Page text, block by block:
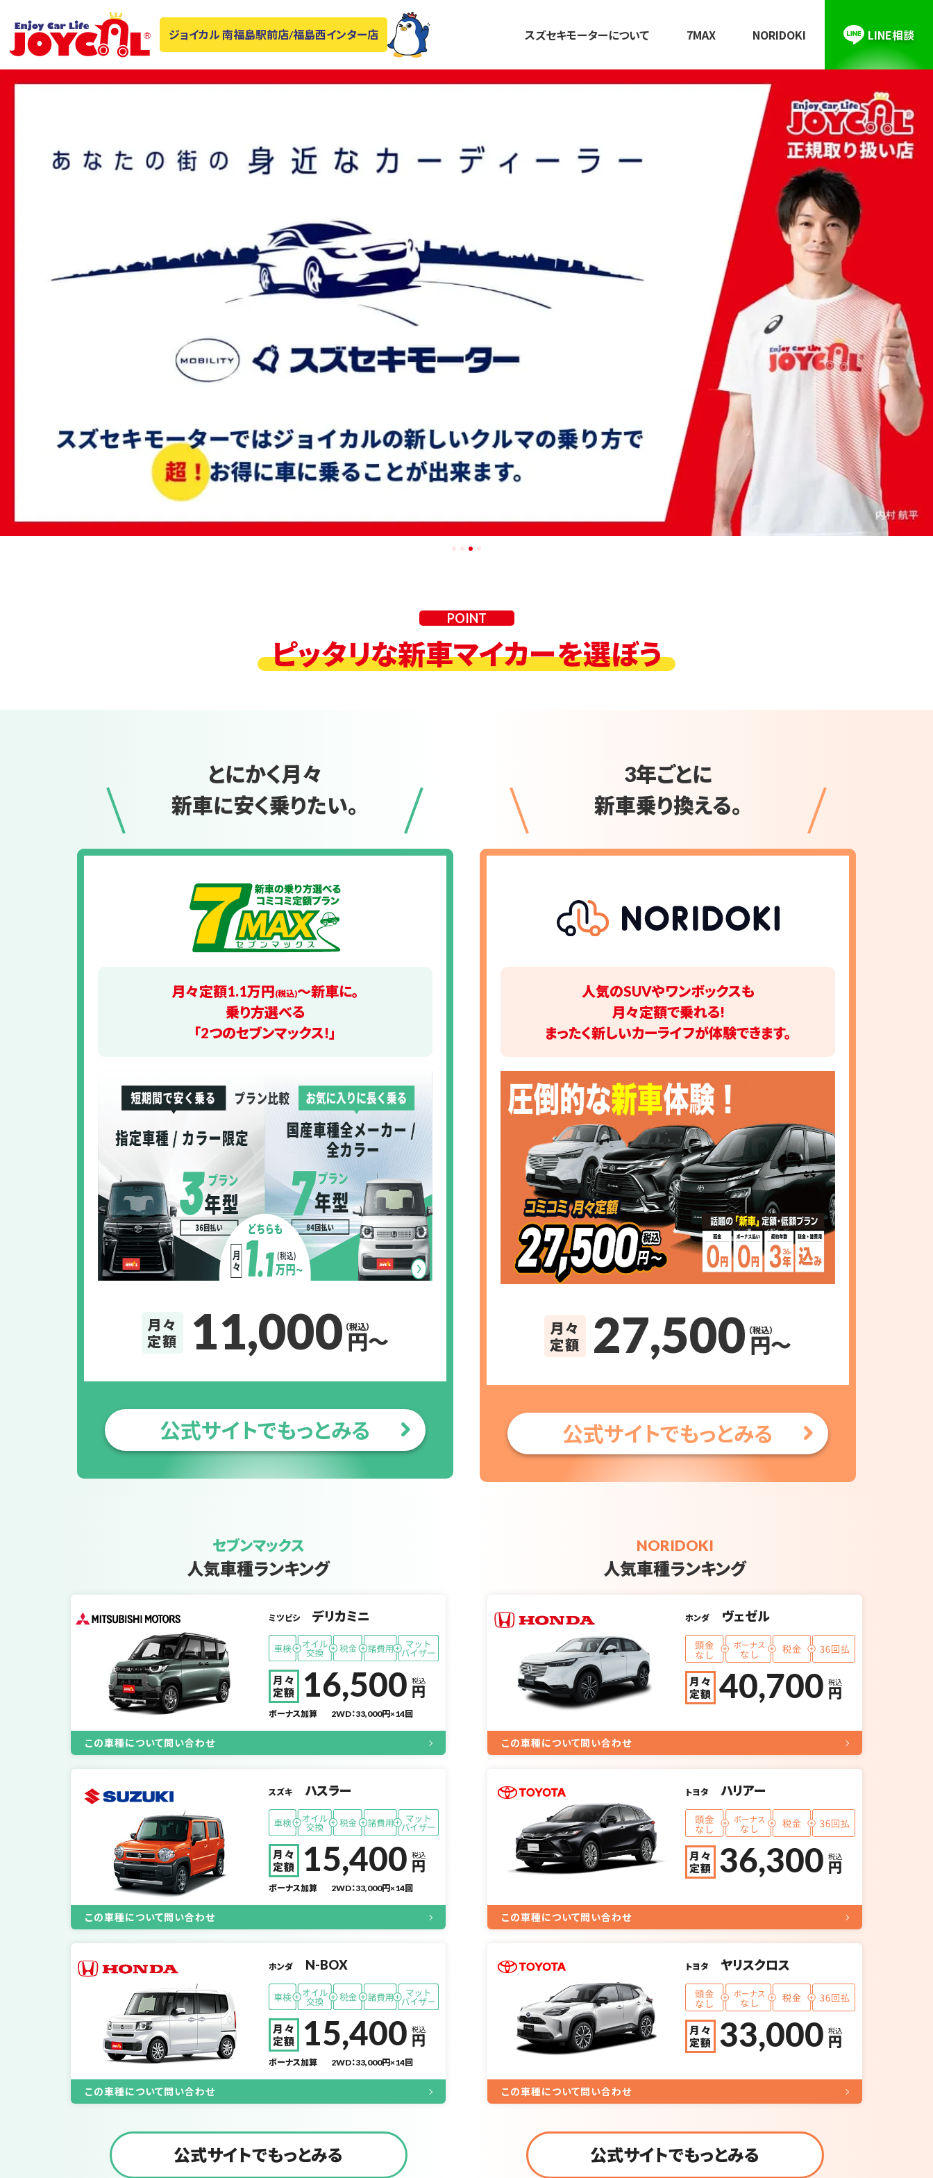
ジョイカル 南福島駅前店/福島西インター店 スズセキモーターについて 7MAX NORIDOKI LINE相談
POINT
ピッタリな新車マイカーを選ぼう
とにかく月々
新車に安く乗りたい。
月々定額1.1万円(税込)〜新車に。
乗り方選べる
「2つのセブンマックス!」
月々
定額
11,000 円〜
（税込）
公式サイトでもっとみる
3年ごとに
新車乗り換える。
人気のSUVやワンボックスも
月々定額で乗れる!
まったく新しいカーライフが体験できます。
月々
定額
27,500 円〜
（税込）
公式サイトでもっとみる
セブンマックス
人気車種ランキング
ミツビシ デリカミニ
月々
定額
16,500 円
税込
ボーナス加算 2WD：33,000円×14回
この車種について問い合わせ
スズキ ハスラー
月々
定額
15,400 円
税込
ボーナス加算 2WD：33,000円×14回
この車種について問い合わせ
ホンダ N-BOX
月々
定額
15,400 円
税込
ボーナス加算 2WD：33,000円×14回
この車種について問い合わせ
公式サイトでもっとみる
NORIDOKI
人気車種ランキング
ホンダ ヴェゼル
月々
定額
40,700 円
税込
この車種について問い合わせ
トヨタ ハリアー
月々
定額
36,300 円
税込
この車種について問い合わせ
トヨタ ヤリスクロス
月々
定額
33,000 円
税込
この車種について問い合わせ
公式サイトでもっとみる